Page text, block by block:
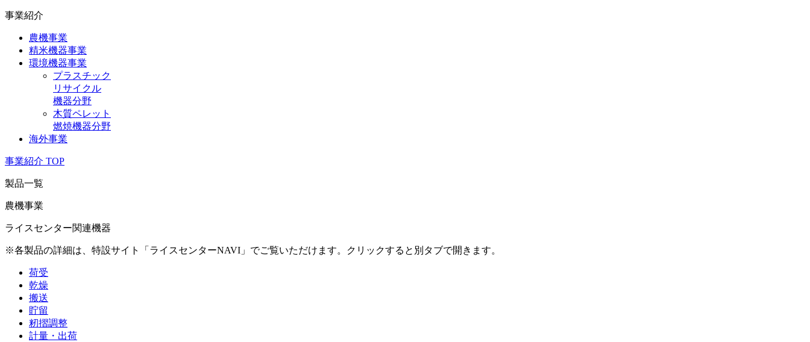
事業紹介
農機事業
精米機器事業
環境機器事業
プラスチック
リサイクル
機器分野
木質ペレット
燃焼機器分野
海外事業
事業紹介 TOP
製品一覧
農機事業
ライスセンター関連機器
※各製品の詳細は、特設サイト「ライスセンターNAVI」でご覧いただけます。クリックすると別タブで開きます。
荷受
乾燥
搬送
貯留
籾摺調整
計量・出荷